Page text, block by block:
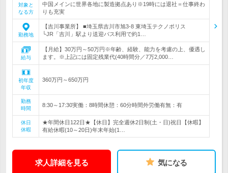
対象と
なる方
中国メインに世界各地に製造拠点あり※19時には退社＝仕事終わ
りも充実
勤務地
【吉川事業所】 ■埼玉県吉川市旭3-8 東埼玉テクノポリス
└JR「吉川」駅より送迎バス利用で約1…
給与
【月給】30万円～50万円※年齢、経験、能力を考慮の上、優遇し
ます。※上記には固定残業代(40時間分／7万2,000…
初年度
年収
360万円～650万円
勤務
時間
8:30～17:30実働：8時間休憩：60分時間外労働有無：有
休日
休暇
★年間休日122日★【休日】完全週休2日制(土・日)祝日【休暇】
有給休暇(10～20日)年末年始(1…
求人詳細を見る 気になる